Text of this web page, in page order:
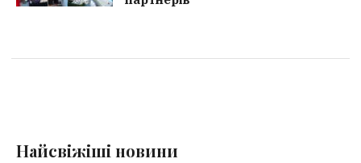
Найсвіжіші новини